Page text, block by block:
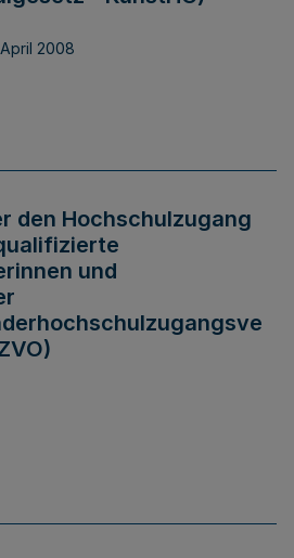
2008
den Hochschulzugang
und